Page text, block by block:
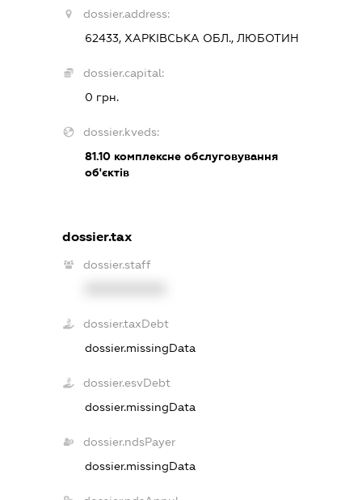
dossier.address:
62433, ХАРКІВСЬКА ОБЛ., ЛЮБОТИН
dossier.capital:
0 грн.
dossier.kveds:
81.10комплексне обслуговування
об'єктів
dossier.tax
dossier.staff
dossier.taxDebt
dossier.missingData
dossier.esvDebt
dossier.missingData
dossier.ndsPayer
dossier.missingData